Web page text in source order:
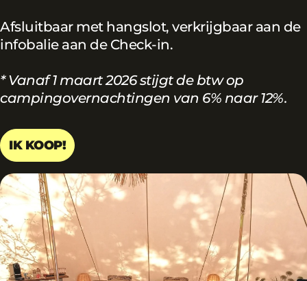
Afsluitbaar met hangslot, verkrijgbaar aan de
infobalie aan de Check-in.
* Vanaf 1 maart 2026 stijgt de btw op
campingovernachtingen van 6% naar 12%.
IK KOOP!